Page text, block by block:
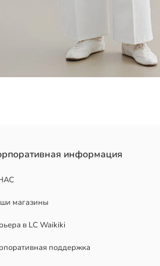
информация
магазины
в LC Waikiki
поддержка